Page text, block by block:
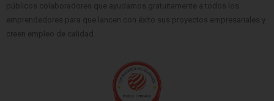
públicos colaboradores que ayudamos gratuitamente a todos los
emprendedores para que lancen con éxito sus proyectos empresariales y
creen empleo de calidad.